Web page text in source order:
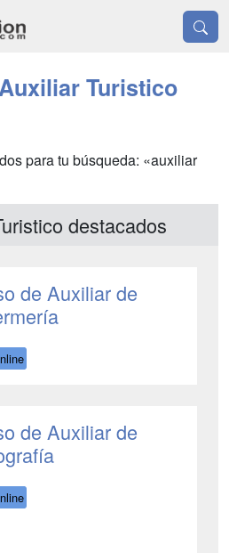
Turistico
para tu búsqueda: «auxiliar
destacados
de Auxiliar de
de Auxiliar de